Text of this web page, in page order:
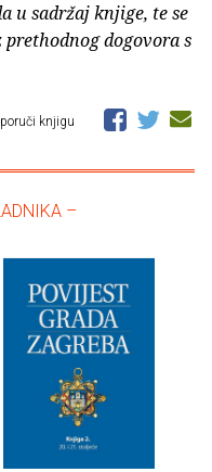
u sadržaj knjige, te se
dogovora s
knjigu
–